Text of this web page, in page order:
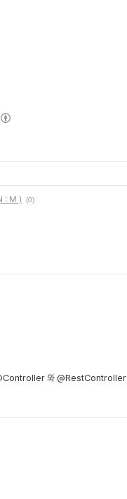
: M ) (0)
와 @RestController